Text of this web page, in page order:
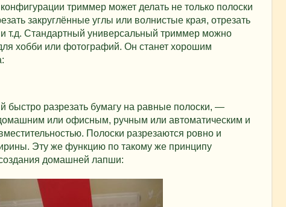
триммер может делать не только полоски
закруглённые углы или волнистые края, отрезать
т.д. Стандартный универсальный триммер можно
хобби или фотографий. Он станет хорошим
быстро разрезать бумагу на равные полоски, —
или офисным, ручным или автоматическим и
Полоски разрезаются ровно и
Эту же функцию по такому же принципу
домашней лапши: